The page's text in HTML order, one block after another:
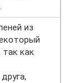
из
как